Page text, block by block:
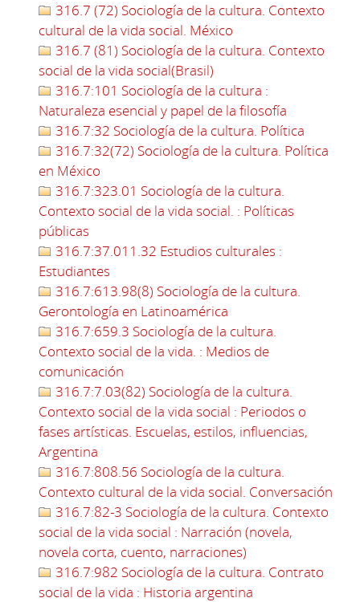
316.7 (72) Sociología de la cultura. Contexto
cultural de la vida social. México
316.7 (81) Sociología de la cultura. Contexto
social de la vida social(Brasil)
316.7:101 Sociología de la cultura :
Naturaleza esencial y papel de la filosofía
316.7:32 Sociología de la cultura. Política
316.7:32(72) Sociología de la cultura. Política
en México
316.7:323.01 Sociología de la cultura.
Contexto social de la vida social. : Políticas
públicas
316.7:37.011.32 Estudios culturales :
Estudiantes
316.7:613.98(8) Sociología de la cultura.
Gerontología en Latinoamérica
316.7:659.3 Sociología de la cultura.
Contexto social de la vida. : Medios de
comunicación
316.7:7.03(82) Sociología de la cultura.
Contexto social de la vida social : Periodos o
fases artísticas. Escuelas, estilos, influencias,
Argentina
316.7:808.56 Sociología de la cultura.
Contexto cultural de la vida social. Conversación
316.7:82-3 Sociología de la cultura. Contexto
social de la vida social : Narración (novela,
novela corta, cuento, narraciones)
316.7:982 Sociología de la cultura. Contrato
social de la vida : Historia argentina